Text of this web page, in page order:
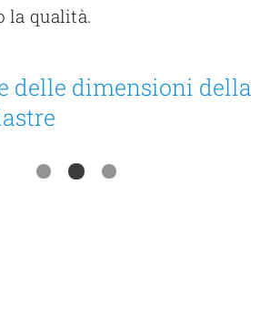
la qualità.
delle dimensioni della